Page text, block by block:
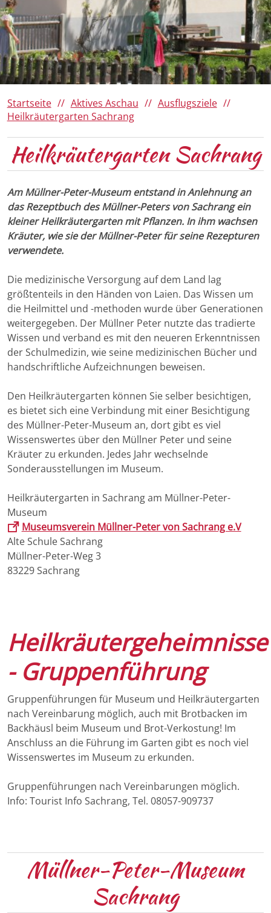
Startseite Aktives Aschau
Ausflugsziele
Heilkräutergarten Sachrang
Heilkräutergarten Sachrang
Am Müllner-Peter-Museum entstand in Anlehnung an
das Rezeptbuch des Müllner-Peters von Sachrang ein
kleiner Heilkräutergarten mit Pflanzen. In ihm wachsen
Kräuter, wie sie der Müllner-Peter für seine Rezepturen
verwendete.
Die medizinische Versorgung auf dem Land lag
größtenteils in den Händen von Laien. Das Wissen um
die Heilmittel und -methoden wurde über Generationen
weitergegeben. Der Müllner Peter nutzte das tradierte
Wissen und verband es mit den neueren Erkenntnissen
der Schulmedizin, wie seine medizinischen Bücher und
handschriftliche Aufzeichnungen beweisen.
Den Heilkräutergarten können Sie selber besichtigen,
es bietet sich eine Verbindung mit einer Besichtigung
des Müllner-Peter-Museum an, dort gibt es viel
Wissenswertes über den Müllner Peter und seine
Kräuter zu erkunden. Jedes Jahr wechselnde
Sonderausstellungen im Museum.
Heilkräutergarten in Sachrang am Müllner-Peter-
Museum
Museumsverein Müllner-Peter von Sachrang e.V
Alte Schule Sachrang
Müllner-Peter-Weg 3
83229 Sachrang
Heilkräutergeheimnisse
- Gruppenführung
Gruppenführungen für Museum und Heilkräutergarten
nach Vereinbarung möglich, auch mit Brotbacken im
Backhäusl beim Museum und Brot-Verkostung! Im
Anschluss an die Führung im Garten gibt es noch viel
Wissenswertes im Museum zu erkunden.
Gruppenführungen nach Vereinbarungen möglich.
Info: Tourist Info Sachrang, Tel. 08057-909737
Müllner-Peter-Museum
Sachrang
150 Jahre Familie von Cramer-
Klett
Ausflugsziele
Winter
Panoramen 360°
Barrierefreies Aschau